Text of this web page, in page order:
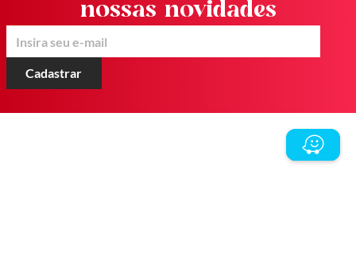
nossas novidades